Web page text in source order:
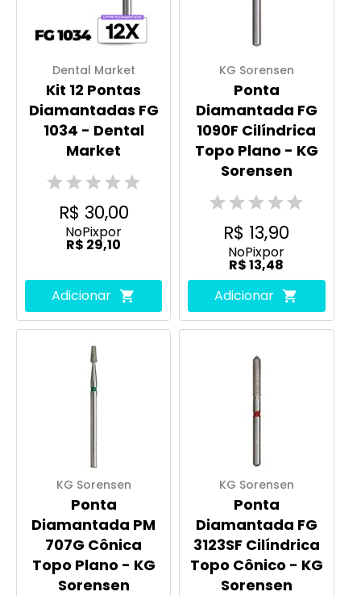
Dental Market
Kit 12 Pontas
Diamantadas FG
1034 - Dental
Market
R$ 30,00
NoPixpor
R$ 29,10
Adicionar
KG Sorensen
Ponta
Diamantada FG
1090F Cilíndrica
Topo Plano - KG
Sorensen
R$ 13,90
NoPixpor
R$ 13,48
Adicionar
KG Sorensen
Ponta
Diamantada PM
707G Cônica
Topo Plano - KG
Sorensen
KG Sorensen
Ponta
Diamantada FG
3123SF Cilíndrica
Topo Cônico - KG
Sorensen